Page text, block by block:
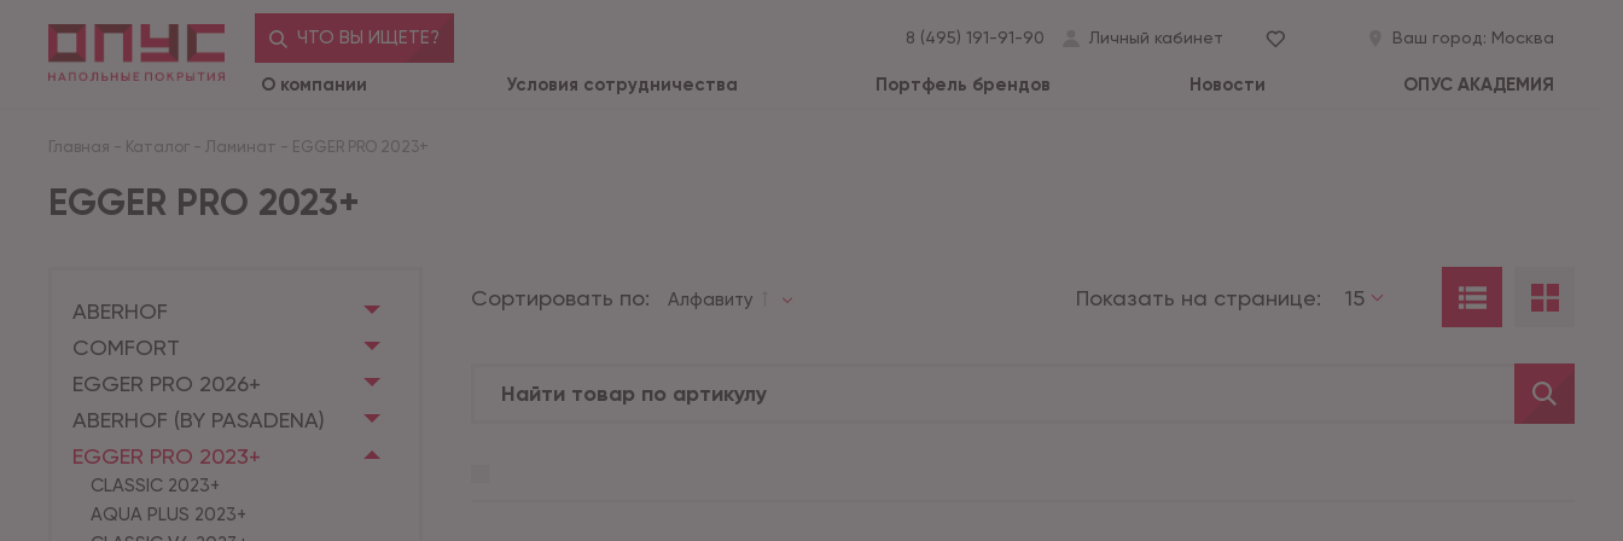
ЧТО ВЫ ИЩЕТЕ? 8 (495) 191-91-90 Личный кабинет Ваш город: Москва
О компании Условия сотрудничества Портфель брендов Новости ОПУС АКАДЕМИЯ
Главная - Каталог - Ламинат - EGGER PRO 2023+
EGGER PRO 2023+
ABERHOF
COMFORT
EGGER PRO 2026+
ABERHOF (BY PASADENA)
EGGER PRO 2023+
CLASSIC 2023+
AQUA PLUS 2023+
Сортировать по: Алфавиту Показать на странице: 15